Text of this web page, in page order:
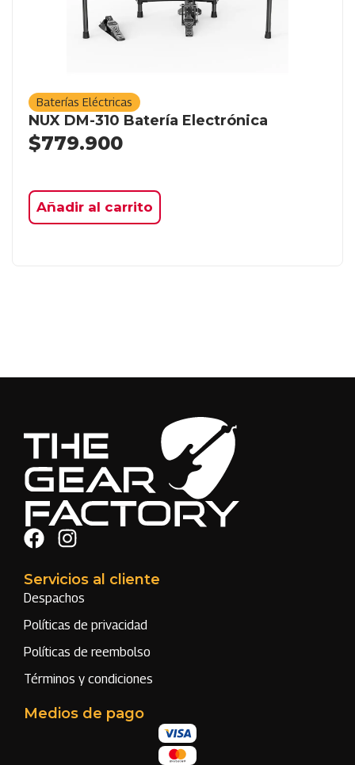
Baterías Eléctricas
NUX DM-310 Batería Electrónica
$779.900
Añadir al carrito
Servicios al cliente
Despachos
Políticas de privacidad
Políticas de reembolso
Términos y condiciones
Medios de pago